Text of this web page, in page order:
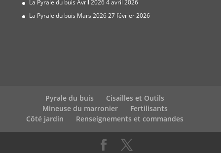
La Pyrale du buis Avril 20264 avril 2026
La Pyrale du buis Mars 202627 février 2026
Pyrale du buis
Cisailles et Outils
Mineuse du marronier
Fertilisants
Côté jardin
Renseignements et commandes